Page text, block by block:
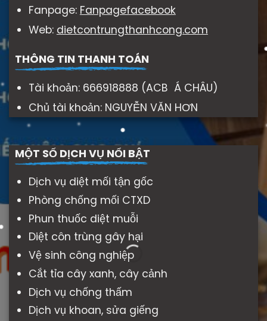
Fanpage: Fanpagefacebook
Web: dietcontrungthanhcong.com
THÔNG TIN THANH TOÁN
Tài khoản: 666918888 (ACB Á CHÂU)
Chủ tài khoản: NGUYỄN VĂN HƠN
MỘT SỐ DỊCH VỤ NỔI BẬT
Dịch vụ diệt mối tận gốc
Phòng chống mối CTXD
Phun thuốc diệt muỗi
Diệt côn trùng gây hại
Vệ sinh công nghiệp
Cắt tỉa cây xanh, cây cảnh
Dịch vụ chống thấm
Dịch vụ khoan, sửa giếng